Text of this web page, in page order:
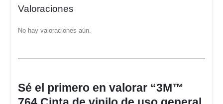
Valoraciones
No hay valoraciones aún.
Sé el primero en valorar “3M™